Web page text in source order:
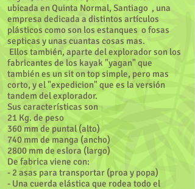
ubicada en Quinta Normal, Santiago , una
empresa dedicada a distintos artículos
plásticos como son los estanques o fosas
septicas y unas cuantas cosas mas.
Ellos también, aparte del explorador son los
fabricantes de los kayak "yagan" que
también es un sit on top simple, pero mas
corto, y el "expedicion" que es la versión
tandem del explorador.
Sus características son
21 Kg. de peso
360 mm de puntal (alto)
740 mm de manga (ancho)
2800 mm de eslora (largo)
De fabrica viene con:
- 2 asas para transportar (proa y popa)
- Una cuerda elástica que rodea todo el